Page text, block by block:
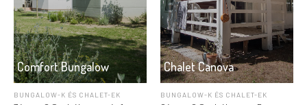
Comfort Bungalow
BUNGALOW-K ÉS CHALET-EK
Chalet Canova
BUNGALOW-K ÉS CHALET-EK